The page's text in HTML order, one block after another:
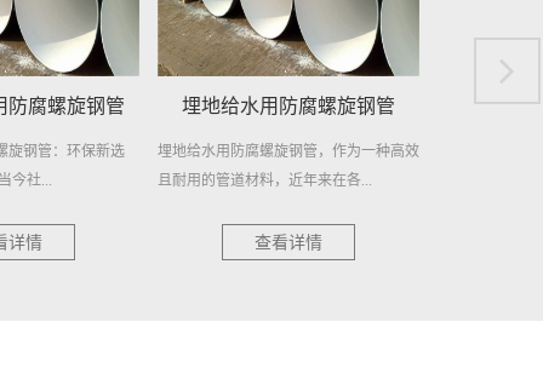
腐螺旋钢管
管，作为一种高效
年来在各...
详情
埋地自来水输送用防腐钢管
在繁忙的城市生活中，自来水是维系我们
日常生活的重要元素。然而，很少...
查看详情
地埋供